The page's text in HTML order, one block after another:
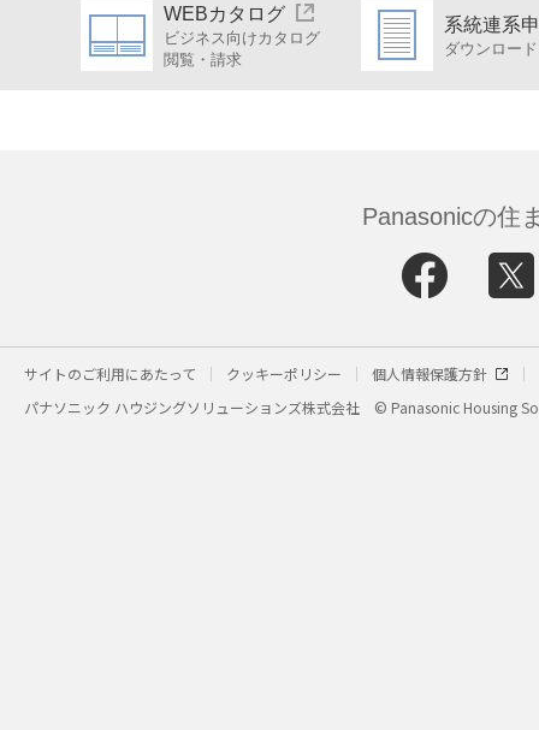
WEBカタログ
ビジネス向けカタログ
閲覧・請求
系統連系
ダウンロード
Panasonicの住
サイトのご利用にあたって クッキーポリシー
個人情報保護方針
パナソニック ハウジングソリューションズ株式会社
© Panasonic Housing